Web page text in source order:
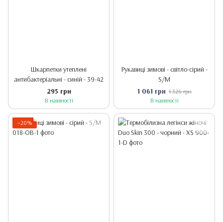
Шкарпетки утеплені
антибактеріальні - синій - 39-42
295 грн
В наявності
Рукавиці зимові - світло-сірий -
S/M
1 061 грн 1 326 грн
В наявності
−20%